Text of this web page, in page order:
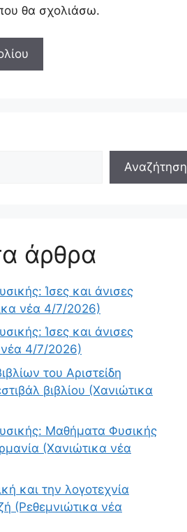
θα σχολιάσω.
Αναζήτηση
άρθρα
Ίσες και άνισες
νέα 4/7/2026)
Ίσες και άνισες
νέα 4/7/2026)
του Αριστείδη
βιβλίου (Χανιώτικα
Μαθήματα Φυσικής
(Χανιώτικα νέα
και την λογοτεχνία
(Ρεθεμνιώτικα νέα